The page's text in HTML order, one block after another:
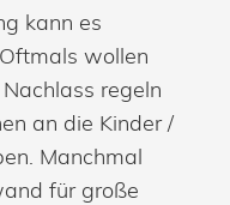
kann es
wollen
regeln
an die Kinder /
Manchmal
für große